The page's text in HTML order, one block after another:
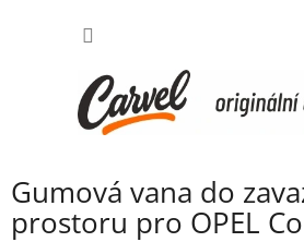
Gumová vana do
prostoru pro OPEL